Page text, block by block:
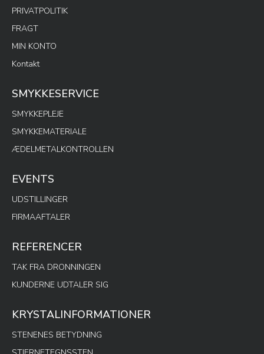
PRIVATPOLITIK
FRAGT
MIN KONTO
Kontakt
SMYKKESERVICE
SMYKKEPLEJE
SMYKKEMATERIALE
ÆDELMETALKONTROLLEN
EVENTS
UDSTILLINGER
FIRMAAFTALER
REFERENCER
TAK FRA DRONNINGEN
KUNDERNE UDTALER SIG
KRYSTALINFORMATIONER
STENENES BETYDNING